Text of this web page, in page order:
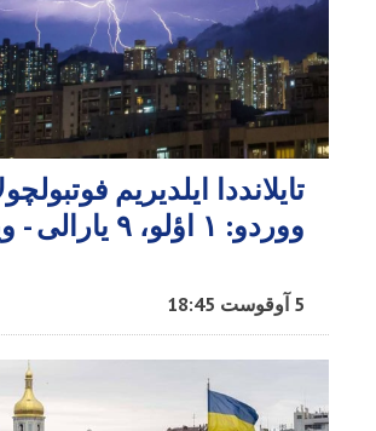
تایلانددا ایلدیریم
ووردو: ۱ اؤلو، ۹ یارالی - ویدئو
5 آوقوست 18:45